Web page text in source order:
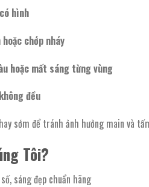
hình
chớp nháy
hoặc mất sáng từng vùng
đều
sớm để tránh ảnh hưởng main và
Tôi?
sáng đẹp chuẩn hãng